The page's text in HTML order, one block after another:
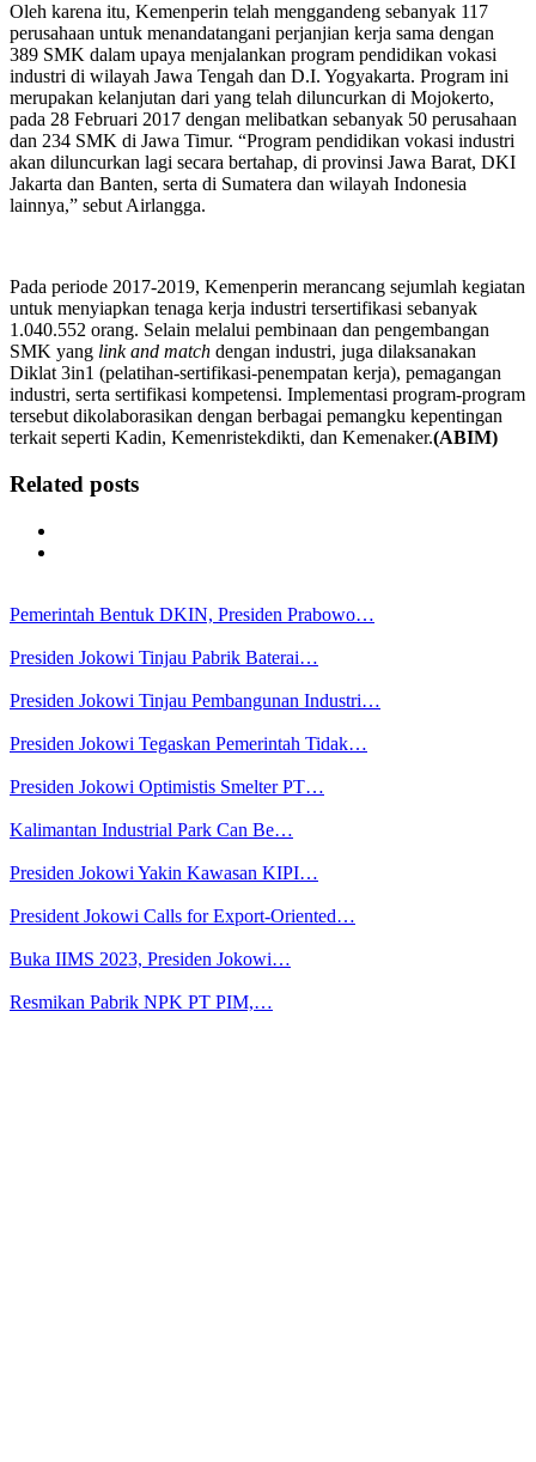
Oleh karena itu, Kemenperin telah menggandeng sebanyak 117
perusahaan untuk menandatangani perjanjian kerja sama dengan
389 SMK dalam upaya menjalankan program pendidikan vokasi
industri di wilayah Jawa Tengah dan D.I. Yogyakarta. Program ini
merupakan kelanjutan dari yang telah diluncurkan di Mojokerto,
pada 28 Februari 2017 dengan melibatkan sebanyak 50 perusahaan
dan 234 SMK di Jawa Timur. “Program pendidikan vokasi industri
akan diluncurkan lagi secara bertahap, di provinsi Jawa Barat, DKI
Jakarta dan Banten, serta di Sumatera dan wilayah Indonesia
lainnya,” sebut Airlangga.
Pada periode 2017-2019, Kemenperin merancang sejumlah kegiatan
untuk menyiapkan tenaga kerja industri tersertifikasi sebanyak
1.040.552 orang. Selain melalui pembinaan dan pengembangan
SMK yang link and match dengan industri, juga dilaksanakan
Diklat 3in1 (pelatihan-sertifikasi-penempatan kerja), pemagangan
industri, serta sertifikasi kompetensi. Implementasi program-program
tersebut dikolaborasikan dengan berbagai pemangku kepentingan
terkait seperti Kadin, Kemenristekdikti, dan Kemenaker.(ABIM)
Related posts
Pemerintah Bentuk DKIN, Presiden Prabowo…
Presiden Jokowi Tinjau Pabrik Baterai…
Presiden Jokowi Tinjau Pembangunan Industri…
Presiden Jokowi Tegaskan Pemerintah Tidak…
Presiden Jokowi Optimistis Smelter PT…
Kalimantan Industrial Park Can Be…
Presiden Jokowi Yakin Kawasan KIPI…
President Jokowi Calls for Export-Oriented…
Buka IIMS 2023, Presiden Jokowi…
Resmikan Pabrik NPK PT PIM,…